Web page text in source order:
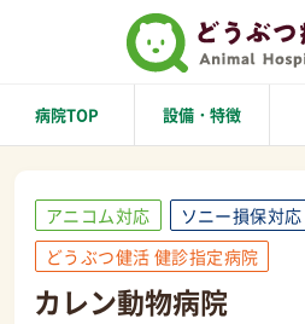
病院TOP 設備・特徴
アニコム対応
ソニー損保対応
どうぶつ健活 健診指定病院
カレン動物病院